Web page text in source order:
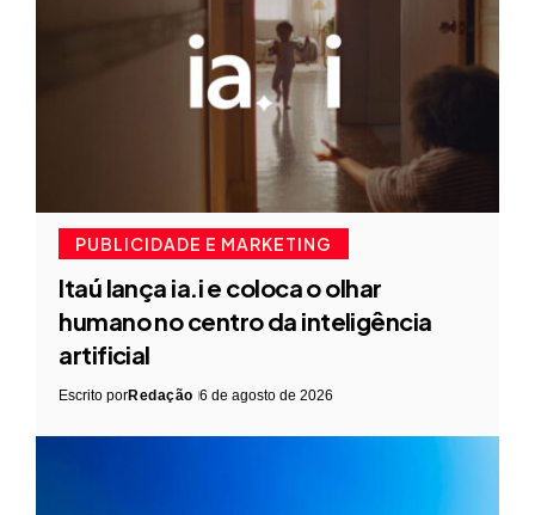
PUBLICIDADE E MARKETING
Itaú lança ia.i e coloca o olhar
humano no centro da inteligência
artificial
Escrito porRedação 6 de agosto de 2026